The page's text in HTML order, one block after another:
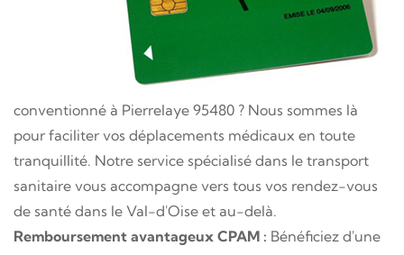
conventionné à Pierrelaye 95480 ? Nous sommes là
pour faciliter vos déplacements médicaux en toute
tranquillité. Notre service spécialisé dans le transport
sanitaire vous accompagne vers tous vos rendez-vous
de santé dans le Val-d'Oise et au-delà.
Remboursement avantageux CPAM : Bénéficiez d'une